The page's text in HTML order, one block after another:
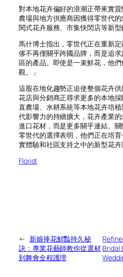
對本地花卉偏好的浪潮正帶來實
農場與地方供應商因獲得零世代
閱式花卉服務、市集快閃店等新型
馬什博士指出，零世代正在重新
侈不再僅關乎跨國品牌，而是追
區的產品。即使是一束鮮花，他
觀。」
這股在地化趨勢正迫使整個花卉
花店與分銷商正尋求更多的本地
直農場、水耕系統等本地花卉培
代影響力的持續擴大，花卉產業
進口花材，而是更多關乎連結、關
零世代的選擇表明，他們正在培
實體驗和社區支持之中的新型花卉
Florist
← 新娘捧花鮮豔持久秘
訣：專業花藝師教你從選材
到舞會全程護理
Bridal